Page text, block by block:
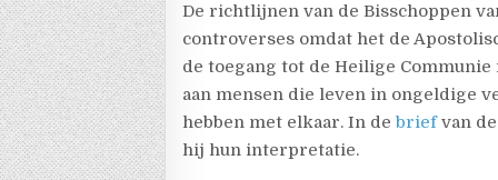
De richtlijnen van de Bisschoppen
controverses omdat het de
de toegang tot de Heilige
aan mensen die leven in ongeldige
hebben met elkaar. In debriefvan de
hij hun interpretatie.